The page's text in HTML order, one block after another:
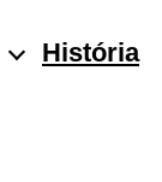
História